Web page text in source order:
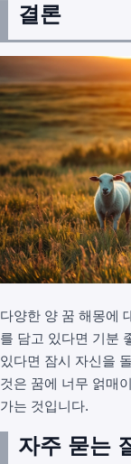
결론
다양한 양 꿈 해몽에
를 담고 있다면 기분
있다면 잠시 자신을
것은 꿈에 너무 얽매
가는 것입니다.
자주 묻는